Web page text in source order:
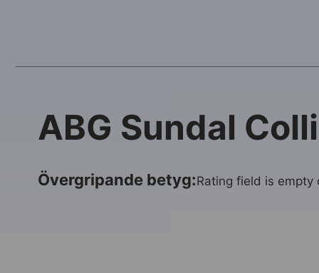
ABG Sundal
Övergripande betyg:Rating field is empty